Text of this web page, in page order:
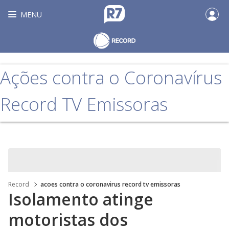
MENU
Ações contra o Coronavírus
Record TV Emissoras
Record acoes contra o coronavirus record tv emissoras
Isolamento atinge
motoristas dos